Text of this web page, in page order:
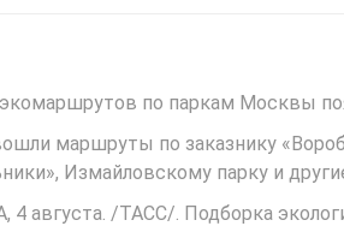
по паркам Москвы
маршруты по заказнику
Измайловскому парку и
4 августа. /ТАСС/. Подборка